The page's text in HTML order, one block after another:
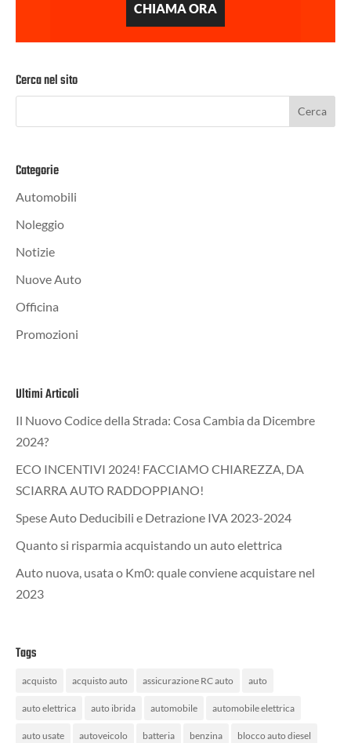
CHIAMA ORA
Cerca nel sito
Categorie
Automobili
Noleggio
Notizie
Nuove Auto
Officina
Promozioni
Ultimi Articoli
Il Nuovo Codice della Strada: Cosa Cambia da Dicembre
2024?
ECO INCENTIVI 2024! FACCIAMO CHIAREZZA, DA
SCIARRA AUTO RADDOPPIANO!
Spese Auto Deducibili e Detrazione IVA 2023-2024
Quanto si risparmia acquistando un auto elettrica
Auto nuova, usata o Km0: quale conviene acquistare nel
2023
Tags
acquisto acquisto auto assicurazione RC auto auto
auto elettrica auto ibrida automobile automobile elettrica
auto usate autoveicolo batteria benzina blocco auto diesel